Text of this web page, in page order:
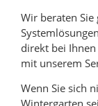
Wir beraten
direkt bei
mit unserem
Wenn Sie sich